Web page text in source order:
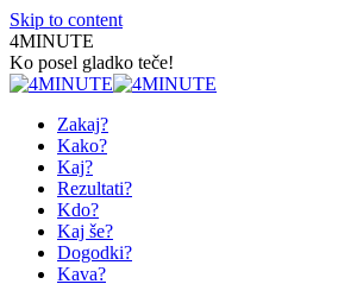
Skip to content
4MINUTE
Ko posel gladko teče!
Zakaj?
Kako?
Kaj?
Rezultati?
Kdo?
Kaj še?
Dogodki?
Kava?